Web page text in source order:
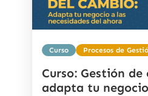
Curso Procesos de
Curso: Gestión de
adapta tu